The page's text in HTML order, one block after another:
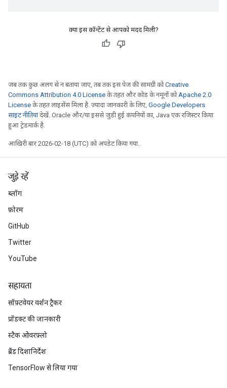
क्या इस कॉन्टेंट से आपको मदद मिली?
जब तक कुछ अलग से न बताया जाए, तब तक इस पेज की सामग्री कोCreative
Commons Attribution 4.0 License के तहत और कोड के नमूनों कोApache 2.0
License के तहत लाइसेंस मिला है. ज़्यादा जानकारी के लिए, Google Developers
साइट नीतियांदेखें. Oracle और/या इससे जुड़ी हुई कंपनियों का, Java एक रजिस्टर किया
हुआ ट्रेडमार्क है.
आखिरी बार 2026-02-18 (UTC) को अपडेट किया गया.
जुड़े रहें
ब्लॉग
फ़ोरम
GitHub
Twitter
YouTube
सहायता
सॉफ़्टवेयर वर्शन ट्रैकर
प्रॉडक्ट की जानकारी
स्टैक ओवरफ़्लो
ब्रैंड दिशानिर्देश
TensorFlow से लिया गया